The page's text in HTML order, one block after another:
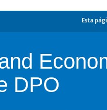
Esta
DPO